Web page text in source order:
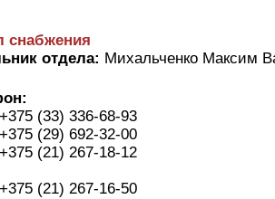
отдела: Михальченко Максим
+375 (33) 336-68-93
+375 (29) 692-32-00
+375 (21) 267-18-12
+375 (21) 267-16-50